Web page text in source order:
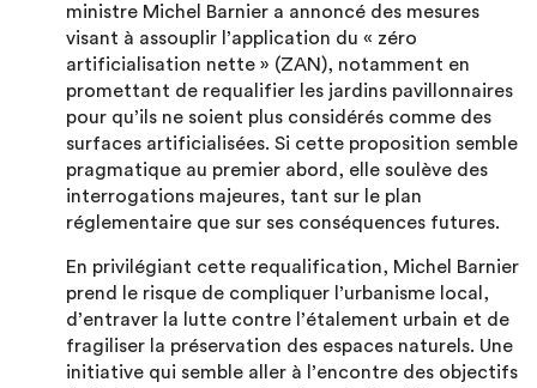
ministre Michel Barnier a annoncé des mesures
visant à assouplir l’application du « zéro
artificialisation nette » (ZAN), notamment en
promettant de requalifier les jardins pavillonnaires
pour qu’ils ne soient plus considérés comme des
surfaces artificialisées. Si cette proposition semble
pragmatique au premier abord, elle soulève des
interrogations majeures, tant sur le plan
réglementaire que sur ses conséquences futures.
En privilégiant cette requalification, Michel Barnier
prend le risque de compliquer l’urbanisme local,
d’entraver la lutte contre l’étalement urbain et de
fragiliser la préservation des espaces naturels. Une
initiative qui semble aller à l’encontre des objectifs